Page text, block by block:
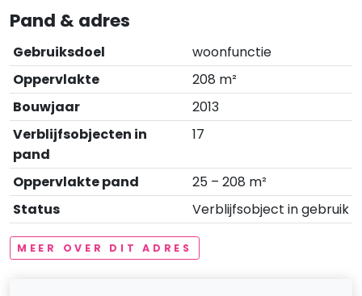
Pand & adres
Gebruiksdoel
woonfunctie
Oppervlakte
208 m²
Bouwjaar
2013
Verblijfsobjecten in
pand
17
Oppervlakte pand
25 – 208 m²
Status
Verblijfsobject in gebruik
MEER OVER DIT ADRES